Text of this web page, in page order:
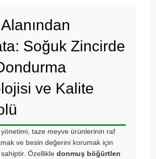
Soğuk Zincirde
ve Kalite
taze meyve ürünlerinin raf
ve besin değerini korumak için
Özellikle donmuş böğürtlen